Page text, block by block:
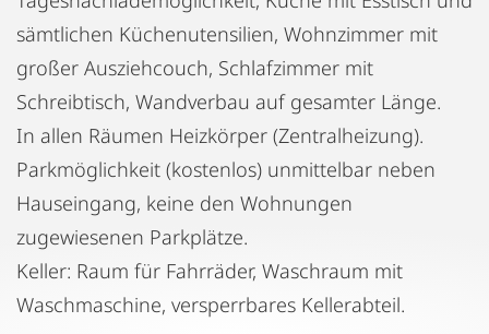
sämtlichen Küchenutensilien, Wohnzimmer mit
großer Ausziehcouch, Schlafzimmer mit
Schreibtisch, Wandverbau auf gesamter Länge.
In allen Räumen Heizkörper (Zentralheizung).
Parkmöglichkeit (kostenlos) unmittelbar neben
Hauseingang, keine den Wohnungen
zugewiesenen Parkplätze.
Keller: Raum für Fahrräder, Waschraum mit
Waschmaschine, versperrbares Kellerabteil.